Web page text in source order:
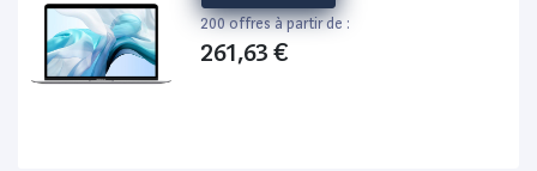
200 offres à partir de :
261,63 €